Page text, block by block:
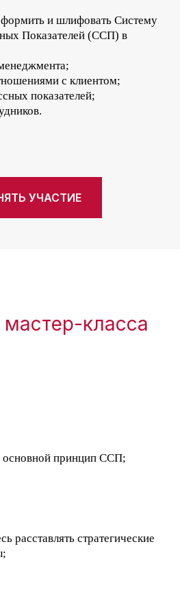
и шлифовать Систему
Показателей (ССП) в
с клиентом;
показателей;
УЧАСТИЕ
мастер-класса
основной принцип ССП;
расставлять стратегические